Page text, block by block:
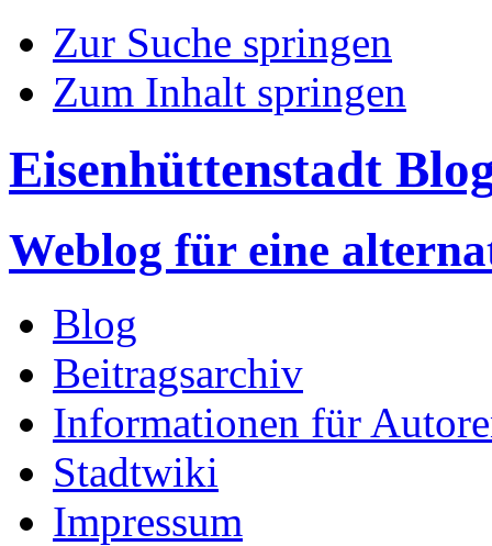
Zur Suche springen
Zum Inhalt springen
Eisenhüttenstadt
Weblog für eine
Blog
Beitragsarchiv
Informationen für
Stadtwiki
Impressum